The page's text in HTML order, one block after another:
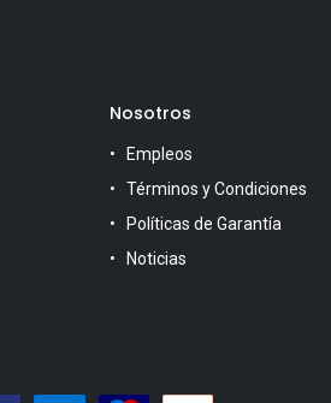
Nosotros
Empleos
Términos y Condiciones
Políticas de Garantía
Noticias